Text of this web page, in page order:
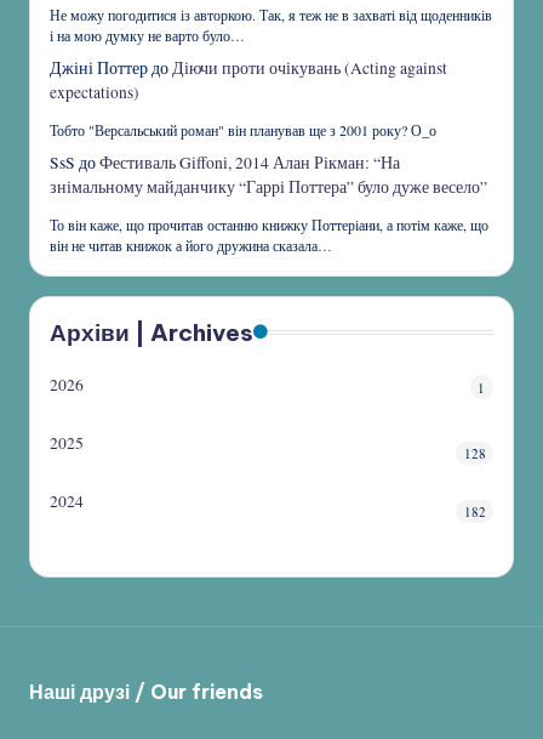
Не можу погодитися із авторкою. Так, я теж не в захваті від щоденників
і на мою думку не варто було…
Джіні ПоттердоДіючи проти очікувань (Acting against
expectations)
Тобто "Версальський роман" він планував ще з 2001 року? О_о
SsS доФестиваль Giffoni, 2014 Алан Рікман: “На
знімальному майданчику “Гаррі Поттера” було дуже весело”
То він каже, що прочитав останню книжку Поттеріани, а потім каже, що
він не читав книжок а його дружина сказала…
Архіви | Archives
2026 1
2025 128
2024 182
Наші друзі / Our friends